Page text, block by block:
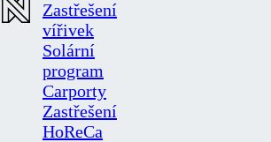
Zastřešení
vířivek
Solární
program
Carporty
Zastřešení
HoReCa